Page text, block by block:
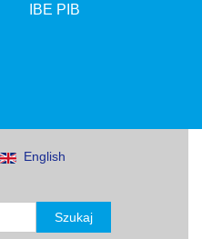
IBE PIB
English